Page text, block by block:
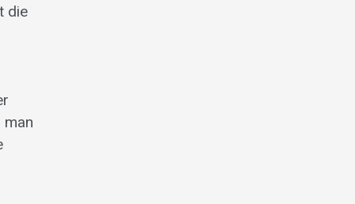
die
man